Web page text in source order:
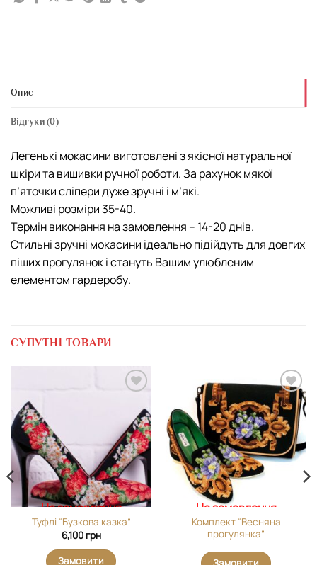
Опис
Відгуки (0)
Легенькі мокасини виготовлені з якісної натуральної
шкіри та вишивки ручної роботи. За рахунок мякої
п’яточки сліпери дуже зручні і м’які.
Можливі розміри 35-40.
Термін виконання на замовлення – 14-20 днів.
Стильні зручні мокасини ідеально підійдуть для довгих
піших прогулянок і стануть Вашим улюбленим
елементом гардеробу.
СУПУТНІ ТОВАРИ
виріб у
вибране
На замовлення
Туфлі “Бузкова казка”
6,100 грн
Замовити
Додати
виріб у
вибране
На замовлення
Комплект “Весняна
прогулянка”